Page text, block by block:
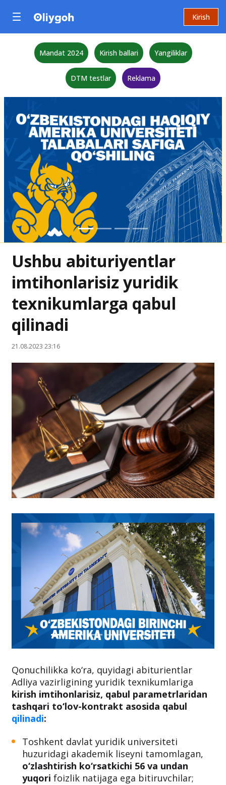
Kirish
Mandat 2024 Kirish ballari Yangiliklar
DTM testlar Reklama
Ushbu abituriyentlar
imtihonlarisiz yuridik
texnikumlarga qabul
qilinadi
21.08.2023 23:16
Qonuchilikka ko‘ra, quyidagi abiturientlar
Adliya vazirligining yuridik texnikumlariga
kirish imtihonlarisiz, qabul parametrlaridan
tashqari to‘lov-kontrakt asosida qabul
qilinadi:
Toshkent davlat yuridik universiteti
huzuridagi akademik liseyni tamomlagan,
o‘zlashtirish ko‘rsatkichi 56 va undan
yuqori foizlik natijaga ega bitiruvchilar;